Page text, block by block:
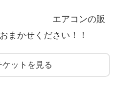
すようお願いいたしま
までの流れ
ます。その際、メールア
ム】 エアコンの販
まかせください！！
ットを見る